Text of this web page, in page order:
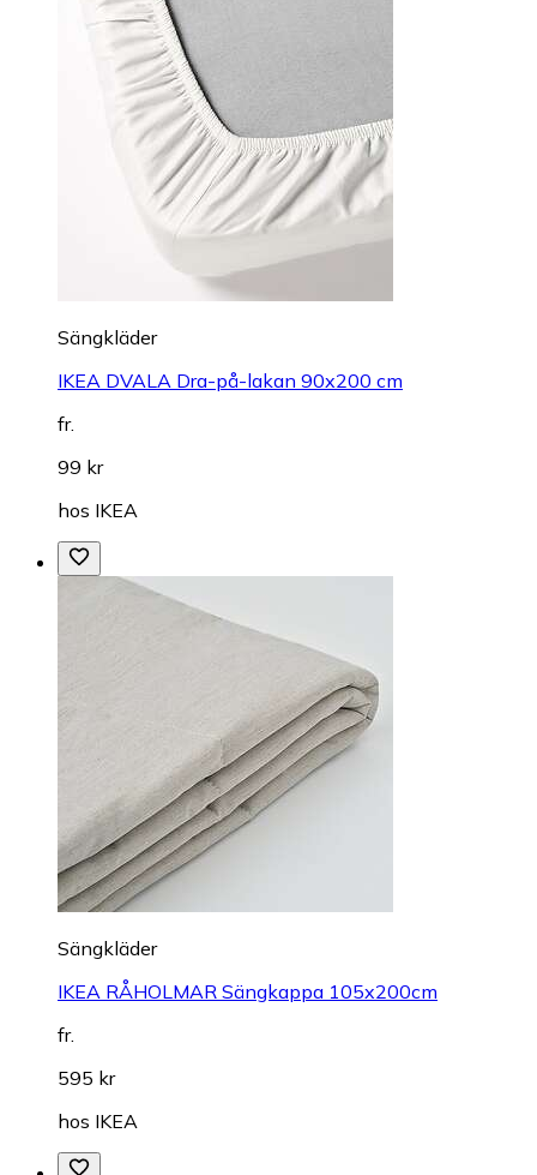
Sängkläder
IKEA DVALA Dra-på-lakan 90x200 cm
fr.
99 kr
hos IKEA
Sängkläder
IKEA RÅHOLMAR Sängkappa 105x200cm
fr.
595 kr
hos IKEA